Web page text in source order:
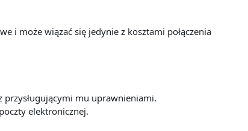
i może wiązać się jedynie z kosztami połączenia
mu uprawnieniami.
elektronicznej.